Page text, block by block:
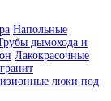
Напольные
дымохода и
Лакокрасочные
люки под